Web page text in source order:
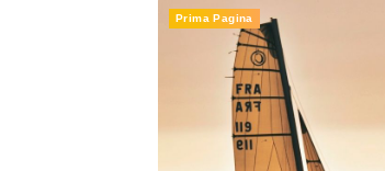
Prima Pagina